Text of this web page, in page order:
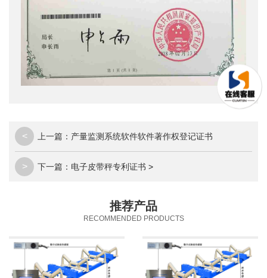
< 上一篇： 产量监测系统软件软件著作权登记证书
> 下一篇： 电子皮带秤专利证书 >
推荐产品
RECOMMENDED PRODUCTS